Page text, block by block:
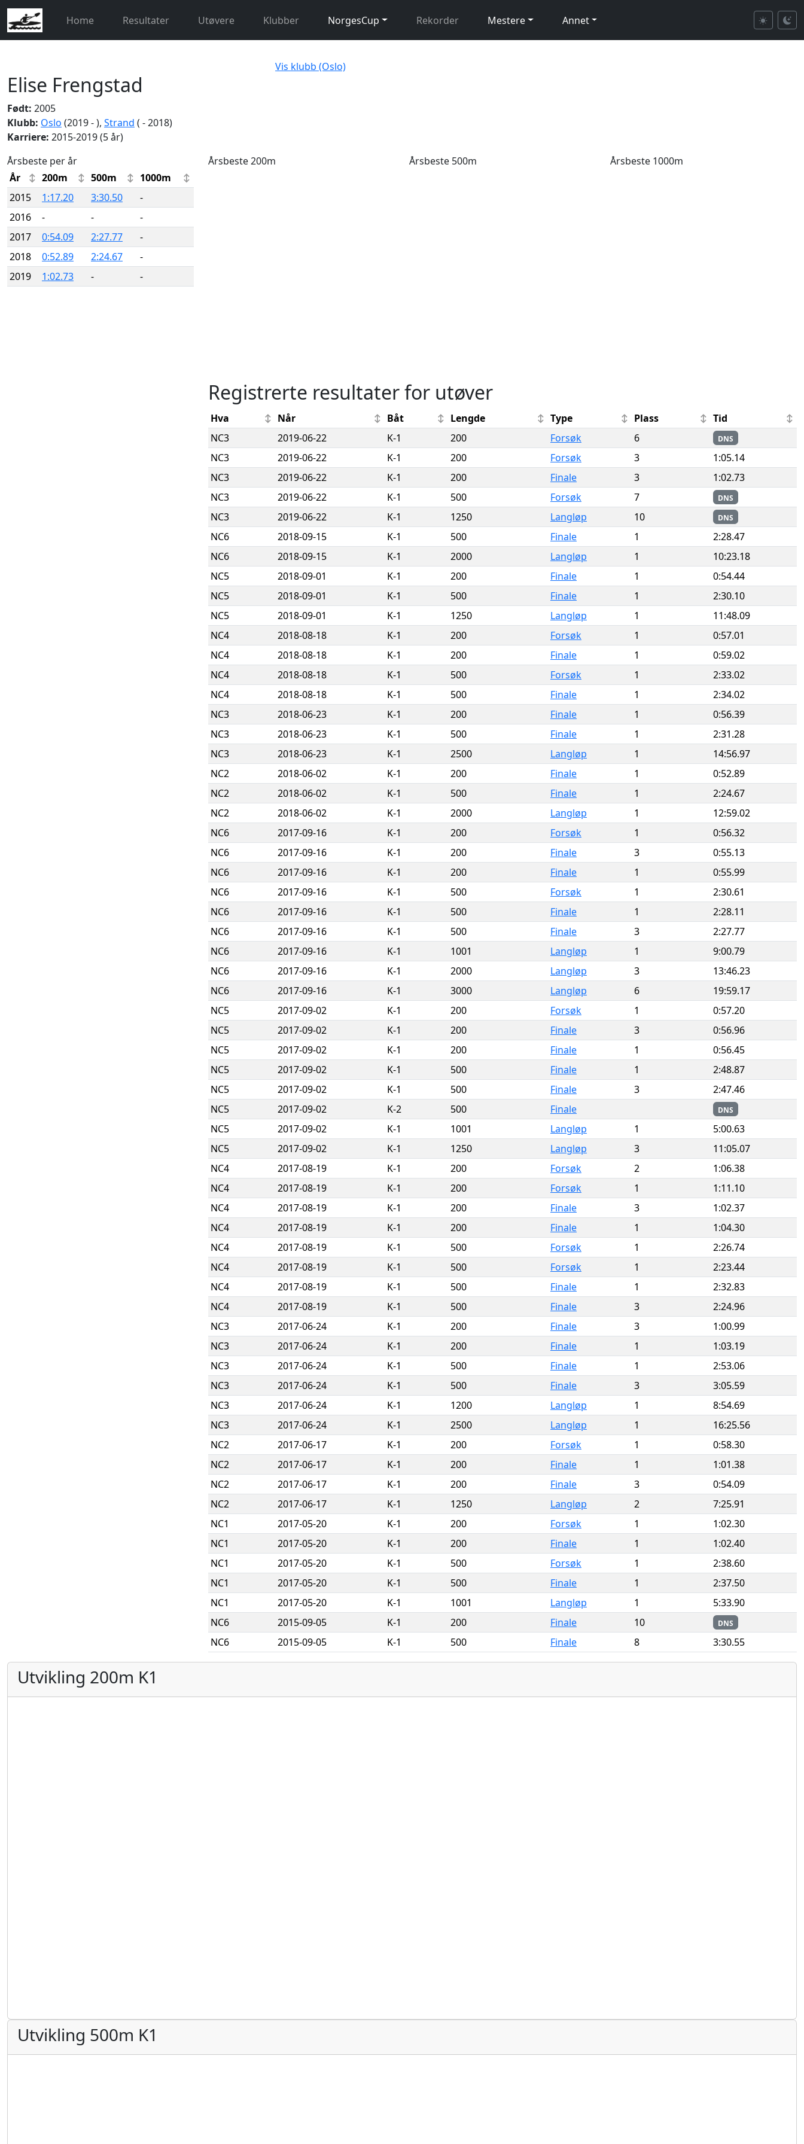
Home Resultater Utøvere Klubber NorgesCup Rekorder Mestere Annet
Vis klubb (Oslo)
Elise Frengstad
Født: 2005
Klubb: Oslo (2019 - ), Strand ( - 2018)
Karriere: 2015-2019 (5 år)
Årsbeste per år
År
200m 500m
1000m
2015
1:17.20 3:30.50
-
2016
- -
-
2017
0:54.09 2:27.77
-
2018
0:52.89 2:24.67
-
2019
1:02.73 - -
Årsbeste 200m Årsbeste 500m Årsbeste 1000m
Registrerte resultater for utøver
Hva Når Båt Lengde Type Plass
Tid
NC3
2019-06-22 K-1 200 Forsøk 6 DNS
NC3 2019-06-22 K-1 200 Forsøk 3
1:05.14
NC3
2019-06-22 K-1 200 Finale 3
1:02.73
NC3
2019-06-22 K-1 500 Forsøk 7 DNS
NC3 2019-06-22 K-1 1250 Langløp 10 DNS
NC6 2018-09-15 K-1 500 Finale 1
2:28.47
NC6
2018-09-15 K-1 2000 Langløp 1
10:23.18
NC5
2018-09-01 K-1 200 Finale 1
0:54.44
NC5
2018-09-01 K-1 500 Finale 1
2:30.10
NC5
2018-09-01 K-1 1250 Langløp 1
11:48.09
NC4
2018-08-18 K-1 200 Forsøk 1
0:57.01
NC4
2018-08-18 K-1 200 Finale 1
0:59.02
NC4
2018-08-18 K-1 500 Forsøk 1
2:33.02
NC4
2018-08-18 K-1 500 Finale 1
2:34.02
NC3
2018-06-23 K-1 200 Finale 1
0:56.39
NC3
2018-06-23 K-1 500 Finale 1
2:31.28
NC3
2018-06-23 K-1 2500 Langløp 1
14:56.97
NC2
2018-06-02 K-1 200 Finale 1
0:52.89
NC2
2018-06-02 K-1 500 Finale 1
2:24.67
NC2
2018-06-02 K-1 2000 Langløp 1
12:59.02
NC6
2017-09-16 K-1 200 Forsøk 1
0:56.32
NC6
2017-09-16 K-1 200 Finale 3
0:55.13
NC6
2017-09-16 K-1 200 Finale 1
0:55.99
NC6
2017-09-16 K-1 500 Forsøk 1
2:30.61
NC6
2017-09-16 K-1 500 Finale 1
2:28.11
NC6
2017-09-16 K-1 500 Finale 3
2:27.77
NC6
2017-09-16 K-1 1001 Langløp 1
9:00.79
NC6
2017-09-16 K-1 2000 Langløp 3
13:46.23
NC6
2017-09-16 K-1 3000 Langløp 6
19:59.17
NC5
2017-09-02 K-1 200 Forsøk 1
0:57.20
NC5
2017-09-02 K-1 200 Finale 3
0:56.96
NC5
2017-09-02 K-1 200 Finale 1
0:56.45
NC5
2017-09-02 K-1 500 Finale 1
2:48.87
NC5
2017-09-02 K-1 500 Finale 3
2:47.46
NC5
2017-09-02 K-2 500 Finale DNS
NC5 2017-09-02 K-1 1001 Langløp 1
5:00.63
NC5
2017-09-02 K-1 1250 Langløp 3
11:05.07
NC4
2017-08-19 K-1 200 Forsøk 2
1:06.38
NC4
2017-08-19 K-1 200 Forsøk 1
1:11.10
NC4
2017-08-19 K-1 200 Finale 3
1:02.37
NC4
2017-08-19 K-1 200 Finale 1
1:04.30
NC4
2017-08-19 K-1 500 Forsøk 1
2:26.74
NC4
2017-08-19 K-1 500 Forsøk 1
2:23.44
NC4
2017-08-19 K-1 500 Finale 1
2:32.83
NC4
2017-08-19 K-1 500 Finale 3
2:24.96
NC3
2017-06-24 K-1 200 Finale 3
1:00.99
NC3
2017-06-24 K-1 200 Finale 1
1:03.19
NC3
2017-06-24 K-1 500 Finale 1
2:53.06
NC3
2017-06-24 K-1 500 Finale 3
3:05.59
NC3
2017-06-24 K-1 1200 Langløp 1
8:54.69
NC3
2017-06-24 K-1 2500 Langløp 1
16:25.56
NC2
2017-06-17 K-1 200 Forsøk 1
0:58.30
NC2
2017-06-17 K-1 200 Finale 1
1:01.38
NC2
2017-06-17 K-1 200 Finale 3
0:54.09
NC2
2017-06-17 K-1 1250 Langløp 2
7:25.91
NC1
2017-05-20 K-1 200 Forsøk 1
1:02.30
NC1
2017-05-20 K-1 200 Finale 1
1:02.40
NC1
2017-05-20 K-1 500 Forsøk 1
2:38.60
NC1
2017-05-20 K-1 500 Finale 1
2:37.50
NC1
2017-05-20 K-1 1001 Langløp 1
5:33.90
NC6
2015-09-05 K-1 200 Finale 10 DNS
NC6 2015-09-05 K-1 500 Finale 8 3:30.55
Utvikling 200m K1
Utvikling 500m K1